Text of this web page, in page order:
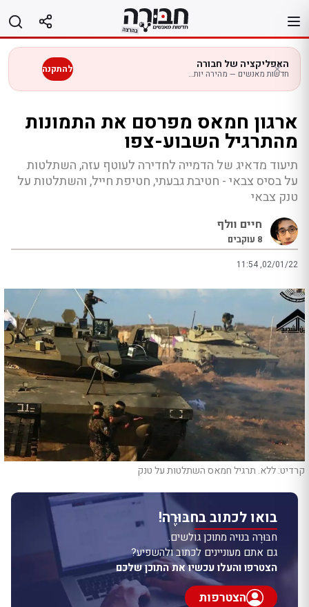
לתוכן
האפליקציה של חבורה
חדשות מאנשים — מהירה יותר בנייד להתקנה
ארגון חמאס מפרסם את התמונות
מהתרגיל השבוע-צפו
תיעוד מדאיג של הדמייה לחדירה לעוטף עזה, השתלטות
על בסיס צבאי - חטיבת גבעתי, חטיפת חייל, והשתלטות על
טנק צבאי
חיים וולף
8 עוקבים
11:54 ,02/01/22
קרדיט: ללא. תרגיל חמאס השתלטות על טנק
בואו לכתוב בחבּוּרֶה!
חבּוּרֶה בנויה מתוכן גולשים.
גם אתם מעוניינים לכתוב ולהשפיע?
הצטרפו והעלו עכשיו את התוכן שלכם
הצטרפות